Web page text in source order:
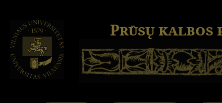
Prūsų kalbos